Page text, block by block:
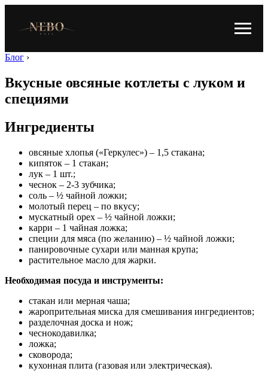
Блог ›
Вкусные овсяные котлеты с луком и
специями
Ингредиенты
овсяные хлопья («Геркулес») – 1,5 стакана;
кипяток – 1 стакан;
лук – 1 шт.;
чеснок – 2-3 зубчика;
соль – ½ чайной ложки;
молотый перец – по вкусу;
мускатный орех – ½ чайной ложки;
карри – 1 чайная ложка;
специи для мяса (по желанию) – ½ чайной ложки;
панировочные сухари или манная крупа;
растительное масло для жарки.
Необходимая посуда и инструменты:
стакан или мерная чаша;
жаропрительная миска для смешивания ингредиентов;
разделочная доска и нож;
чеснокодавилка;
ложка;
сковорода;
кухонная плита (газовая или электрическая).